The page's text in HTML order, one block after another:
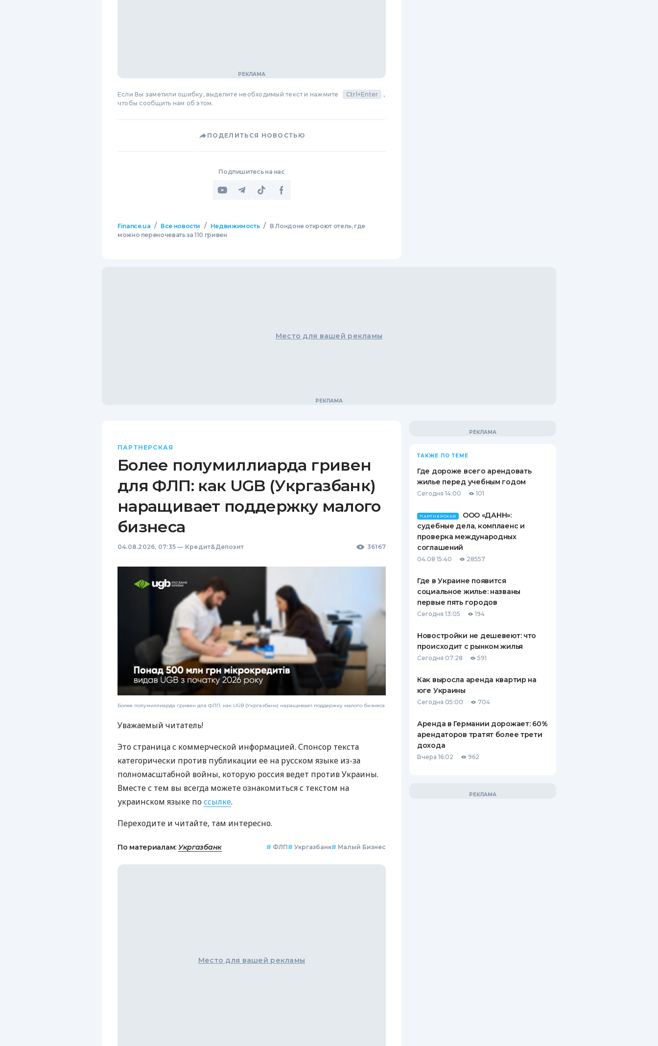
Если Вы заметили ошибку, выделите необходимый текст и нажмите Ctrl+Enter
,
чтобы сообщить нам об этом.
ПОДЕЛИТЬСЯ НОВОСТЬЮ
Подпишитесь на нас
Finance.ua / Все новости / Недвижимость / В Лондоне откроют отель, где
можно переночевать за 110 гривен
Место для вашей рекламы
ПАРТНЕРСКАЯ
Более полумиллиарда гривен
для ФЛП: как UGB (Укргазбанк)
наращивает поддержку малого
бизнеса
04.08.2026, 07:35 — Кредит&Депозит 36167
Более полумиллиарда гривен для ФЛП: как UGB (Укргазбанк) наращивает поддержку малого бизнеса
Уважаемый читатель!
Это страница с коммерческой информацией. Спонсор текста
категорически против публикации ее на русском языке из-за
полномасштабной войны, которую россия ведет против Украины.
Вместе с тем вы всегда можете ознакомиться с текстом на
украинском языке поссылке.
Переходите и читайте, там интересно.
По материалам: Укргазбанк # ФЛП# Укргазбанк# Малый Бизнес
Место для вашей рекламы
ТАКЖЕ ПО ТЕМЕ
Где дороже всего арендовать
жилье перед учебным годом
Сегодня 14:00 101
ПАРТНЕРСКАЯ
ООО «ДАНН»:
судебные дела, комплаенс и
проверка международных
соглашений
04.08 15:40 28557
Где в Украине появится
социальное жилье: названы
первые пять городов
Сегодня 13:05 194
Новостройки не дешевеют: что
происходит с рынком жилья
Сегодня 07:28 591
Как выросла аренда квартир на
юге Украины
Сегодня 05:00 704
Аренда в Германии дорожает: 60%
арендаторов тратят более трети
дохода
Вчера 16:02 962